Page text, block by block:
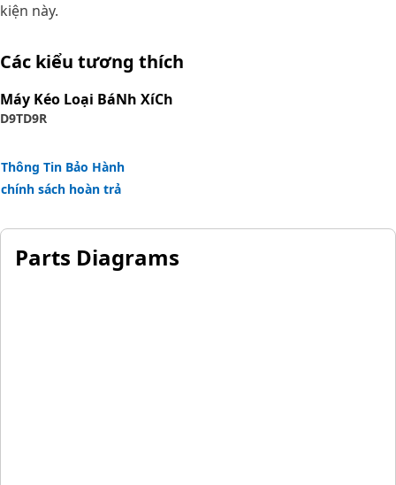
kiện này.
Các kiểu tương thích
Máy Kéo Loại BáNh XíCh
D9TD9R
Thông Tin Bảo Hành
chính sách hoàn trả
Parts Diagrams